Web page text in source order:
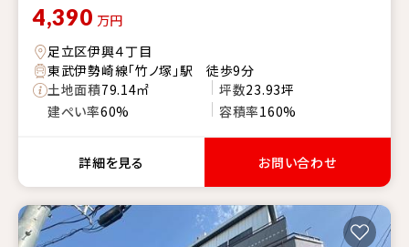
4,390 万円
足立区伊興４丁目
東武伊勢崎線「竹ノ塚」駅 徒歩9分
土地面積79.14㎡ 坪数23.93坪
建ぺい率60% 容積率160%
詳細を見る お問い合わせ